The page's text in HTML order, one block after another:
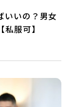
いいの？男女
服可】